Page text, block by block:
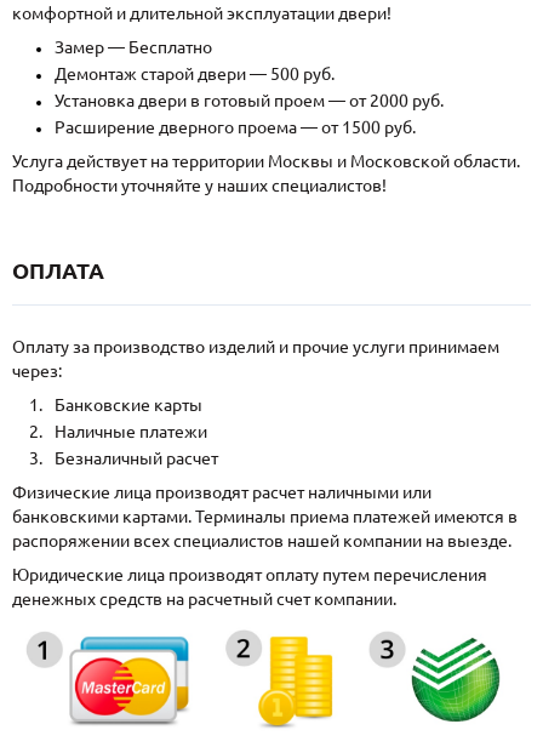
комфортной и длительной эксплуатации двери!
Замер — Бесплатно
Демонтаж старой двери — 500 руб.
Установка двери в готовый проем — от 2000 руб.
Расширение дверного проема — от 1500 руб.
Услуга действует на территории Москвы и Московской области.
Подробности уточняйте у наших специалистов!
ОПЛАТА
Оплату за производство изделий и прочие услуги принимаем
через:
Банковские карты
Наличные платежи
Безналичный расчет
Физические лица производят расчет наличными или
банковскими картами. Терминалы приема платежей имеются в
распоряжении всех специалистов нашей компании на выезде.
Юридические лица производят оплату путем перечисления
денежных средств на расчетный счет компании.